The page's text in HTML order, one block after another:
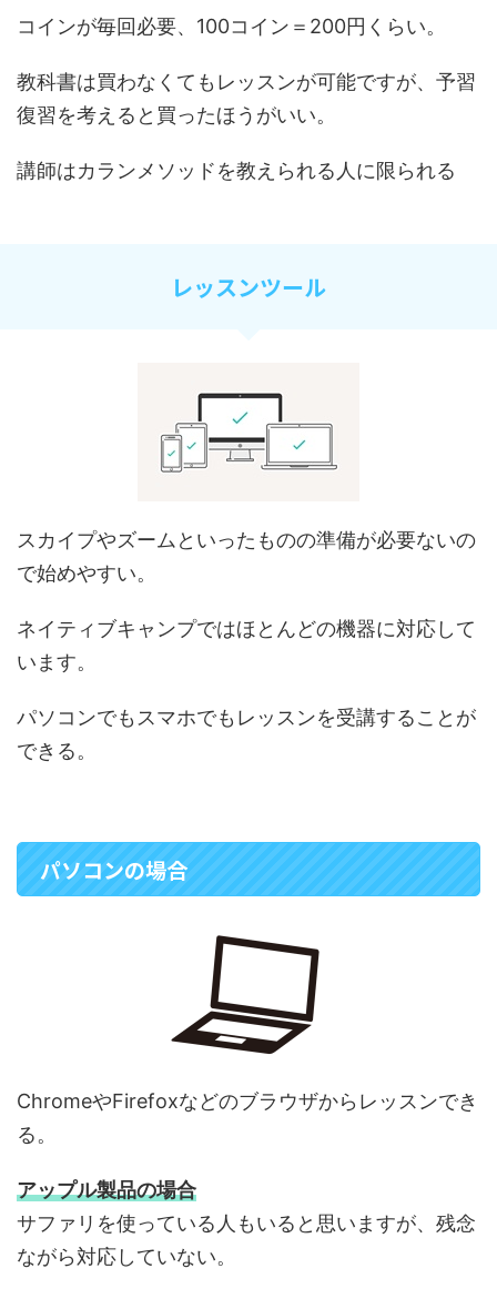
コインが毎回必要、100コイン＝200円くらい。
教科書は買わなくてもレッスンが可能ですが、予習
復習を考えると買ったほうがいい。
講師はカランメソッドを教えられる人に限られる
レッスンツール
スカイプやズームといったものの準備が必要ないの
で始めやすい。
ネイティブキャンプではほとんどの機器に対応して
います。
パソコンでもスマホでもレッスンを受講することが
できる。
パソコンの場合
ChromeやFirefoxなどのブラウザからレッスンでき
る。
アップル製品の場合
サファリを使っている人もいると思いますが、残念
ながら対応していない。